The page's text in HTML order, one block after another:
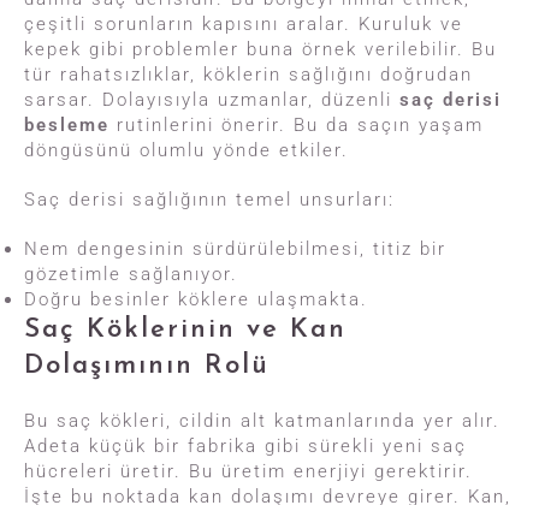
çeşitli sorunların kapısını aralar. Kuruluk ve
kepek gibi problemler buna örnek verilebilir. Bu
tür rahatsızlıklar, köklerin sağlığını doğrudan
sarsar. Dolayısıyla uzmanlar, düzenli saç derisi
besleme rutinlerini önerir. Bu da saçın yaşam
döngüsünü olumlu yönde etkiler.
Saç derisi sağlığının temel unsurları:
Nem dengesinin sürdürülebilmesi, titiz bir
gözetimle sağlanıyor.
Doğru besinler köklere ulaşmakta.
Saç Köklerinin ve Kan
Dolaşımının Rolü
Bu saç kökleri, cildin alt katmanlarında yer alır.
Adeta küçük bir fabrika gibi sürekli yeni saç
hücreleri üretir. Bu üretim enerjiyi gerektirir.
İşte bu noktada kan dolaşımı devreye girer. Kan,